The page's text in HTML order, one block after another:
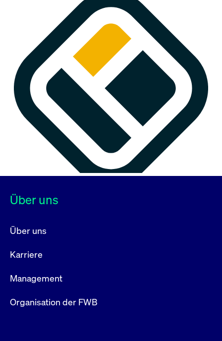
Über uns
Über uns
Karriere
Management
Organisation der FWB